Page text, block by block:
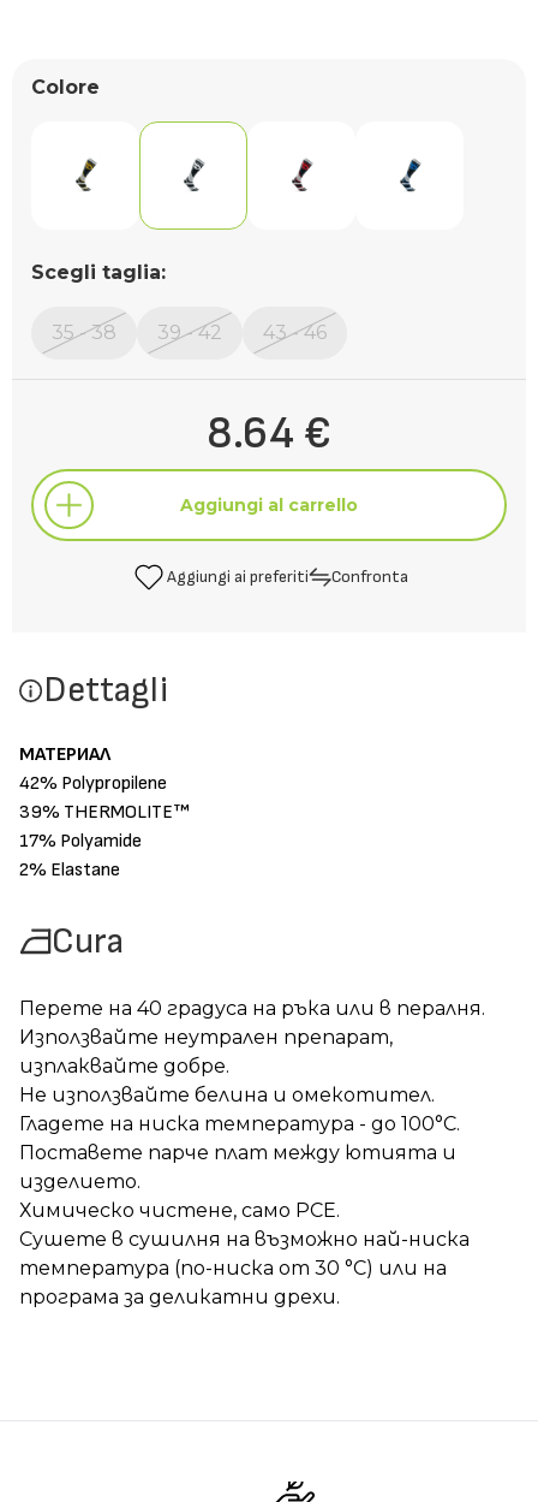
Colore
Scegli taglia:
35 - 38 39 - 42 43 - 46
8.64 €
Aggiungi al carrello
Aggiungi ai preferiti Confronta
Dettagli
МАТЕРИАЛ
42% Polypropilene
39% THERMOLITE™
17% Polyamide
2% Elastane
Cura
Перете на 40 градуса на ръка или в пералня.
Използвайте неутрален препарат,
изплаквайте добре.
Не използвайте белина и омекотител.
Гладете на ниска температура - до 100°C.
Поставете парче плат между ютията и
изделието.
Химическо чистене, само PCE.
Сушете в сушилня на възможно най-ниска
температура (по-ниска от 30 °C) или на
програма за деликатни дрехи.